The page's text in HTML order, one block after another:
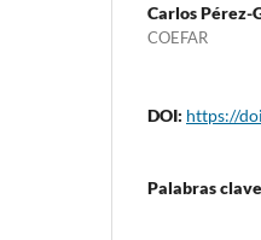
Carlos Pérez-
COEFAR
DOI: https://
Palabras